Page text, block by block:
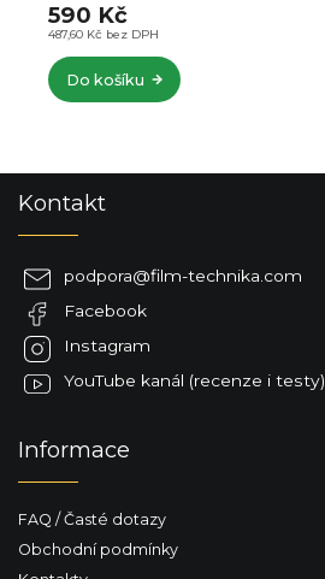
487,60 Kč bez DPH
590 Kč
Do košíku
Kontakt
podpora@film-technika.com
Facebook
Instagram
YouTube kanál (recenze i testy)
Informace
FAQ / Časté dotazy
Obchodní podmínky